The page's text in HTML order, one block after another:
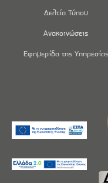
Δελτία Τύπου
Ανακοινώσεις
Εφημερίδα της Υπηρεσίας